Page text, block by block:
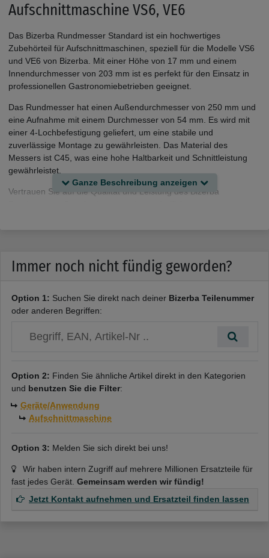
Aufschnittmaschine VS6, VE6
Das Bizerba Rundmesser Standard ist ein hochwertiges
Zubehörteil für Aufschnittmaschinen, speziell für die Modelle VS6
und VE6 von Bizerba. Mit einer Höhe von 17 mm und einem
Innendurchmesser von 203 mm ist es perfekt für den Einsatz in
professionellen Gastronomiebetrieben geeignet.
Das Rundmesser hat einen Außendurchmesser von 250 mm und
eine Aufnahme mit einem Durchmesser von 54 mm. Es wird mit
einer 4-Lochbefestigung geliefert, um eine stabile und
zuverlässige Montage zu gewährleisten. Das Material des
Messers ist C45, was eine hohe Haltbarkeit und Schnittleistung
gewährleistet.
Vertrauen Sie auf die Qualität und Leistung des Bizerba
- Anwendung: Aufschnittmaschine
- Aussendurchmesser: 250mm
- Material: C45
Entdecken Sie das Bizerba Rundmesser Standard und profitieren
Sie von seiner hochwertigen Verarbeitung und präzisen
die auf Qualität und Effizienz setzen.
Artikelnummer:7172445
Ganze Beschreibung anzeigen
Immer noch nicht fündig geworden?
Option 1: Suchen Sie direkt nach deiner Bizerba Teilenummer
oder anderen Begriffen:
Option 2: Finden Sie ähnliche Artikel direkt in den Kategorien
und benutzen Sie die Filter:
Geräte/Anwendung
Aufschnittmaschine
Option 3: Melden Sie sich direkt bei uns!
Wir haben intern Zugriff auf mehrere Millionen Ersatzteile für
fast jedes Gerät. Gemeinsam werden wir fündig!
Jetzt Kontakt aufnehmen und Ersatzteil finden lassen